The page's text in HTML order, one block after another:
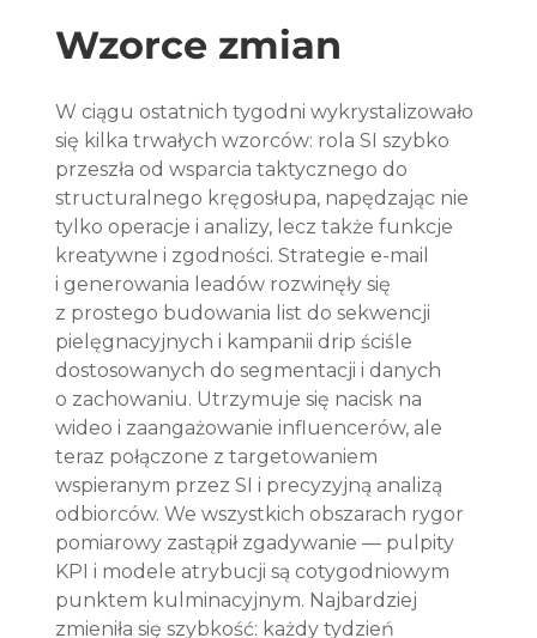
Wzorce zmian
W ciągu ostatnich tygodni wykrystalizowało
się kilka trwałych wzorców: rola SI szybko
przeszła od wsparcia taktycznego do
structuralnego kręgosłupa, napędzając nie
tylko operacje i analizy, lecz także funkcje
kreatywne i zgodności. Strategie e-mail
i generowania leadów rozwinęły się
z prostego budowania list do sekwencji
pielęgnacyjnych i kampanii drip ściśle
dostosowanych do segmentacji i danych
o zachowaniu. Utrzymuje się nacisk na
wideo i zaangażowanie influencerów, ale
teraz połączone z targetowaniem
wspieranym przez SI i precyzyjną analizą
odbiorców. We wszystkich obszarach rygor
pomiarowy zastąpił zgadywanie — pulpity
KPI i modele atrybucji są cotygodniowym
punktem kulminacyjnym. Najbardziej
zmieniła się szybkość: każdy tydzień